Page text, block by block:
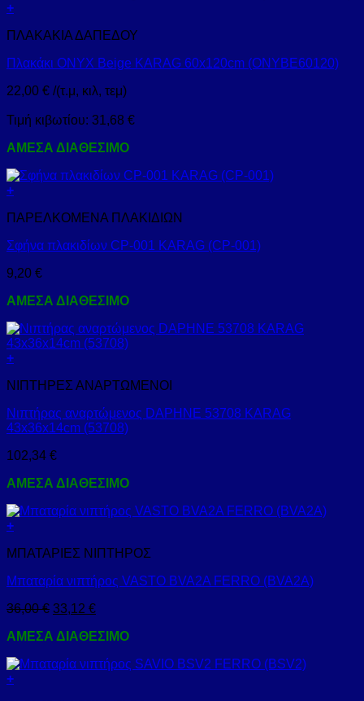
+
ΠΛΑΚΑΚΙΑ ΔΑΠΕΔΟΥ
Πλακάκι ONYX Beige KARAG 60x120cm (ONYBE60120)
22,00 € /(τ.μ, κιλ, τεμ)
Τιμή κιβωτίου: 31,68 €
ΑΜΕΣΑ ΔΙΑΘΕΣΙΜΟ
+
ΠΑΡΕΛΚΟΜΕΝΑ ΠΛΑΚΙΔΙΩΝ
Σφήνα πλακιδίων CP-001 KARAG (CP-001)
9,20 €
ΑΜΕΣΑ ΔΙΑΘΕΣΙΜΟ
+
ΝΙΠΤΗΡΕΣ ΑΝΑΡΤΩΜΕΝΟΙ
Νιπτήρας αναρτώμενος DAPHNE 53708 KARAG
43x36x14cm (53708)
102,34 €
ΑΜΕΣΑ ΔΙΑΘΕΣΙΜΟ
+
ΜΠΑΤΑΡΙΕΣ ΝΙΠΤΗΡΟΣ
Μπαταρία νιπτήρος VASTO BVA2A FERRO (BVA2A)
36,00€ 33,12 €
ΑΜΕΣΑ ΔΙΑΘΕΣΙΜΟ
+